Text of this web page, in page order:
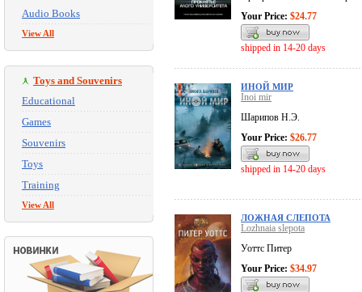
Audio Books
View All
Toys and Souvenirs
Educational
Games
Souvenirs
Toys
Training
View All
Your Price: $24.77
shipped in 14-20 days
ИНОЙ МИР
Inoi mir
Шарипов Н.Э.
Your Price: $26.77
shipped in 14-20 days
ЛОЖНАЯ СЛЕПОТА
Lozhnaia slepota
Уоттс Питер
Your Price: $34.97